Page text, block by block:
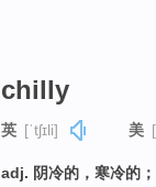
chilly
英 [ˈtʃɪli] 美
adj. 阴冷的，寒冷的